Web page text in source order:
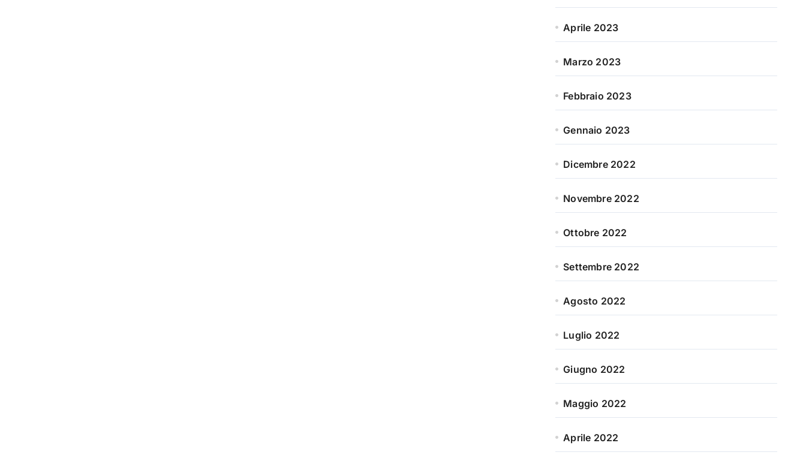
Aprile 2023
Marzo 2023
Febbraio 2023
Gennaio 2023
Dicembre 2022
Novembre 2022
Ottobre 2022
Settembre 2022
Agosto 2022
Luglio 2022
Giugno 2022
Maggio 2022
Aprile 2022